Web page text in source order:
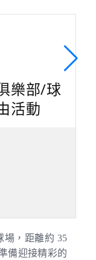
樂部/球
活動
場，距離約 35
備迎接精彩的